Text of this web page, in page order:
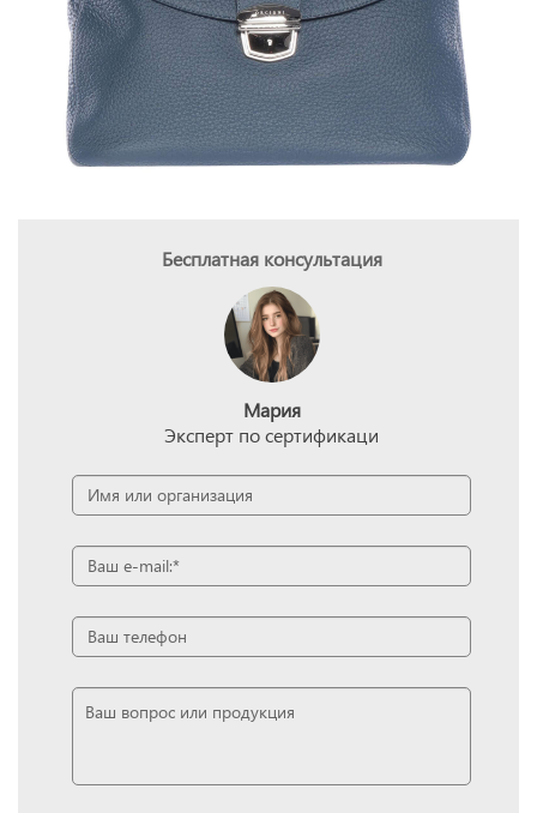
Бесплатная консультация
Мария
Эксперт по сертификаци